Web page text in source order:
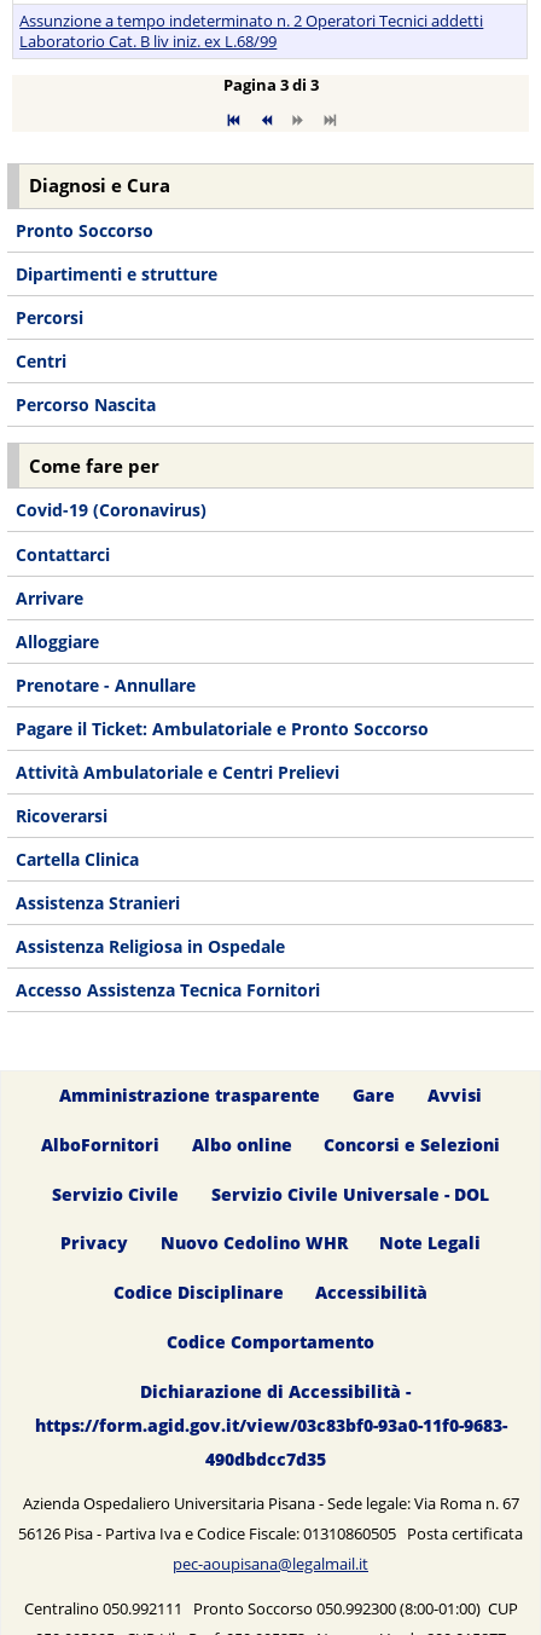
Assunzione a tempo indeterminato n. 2 Operatori Tecnici addetti
Laboratorio Cat. B liv iniz. ex L.68/99
Pagina 3 di 3
Diagnosi e Cura
Pronto Soccorso
Dipartimenti e strutture
Percorsi
Centri
Percorso Nascita
Come fare per
Covid-19 (Coronavirus)
Contattarci
Arrivare
Alloggiare
Prenotare - Annullare
Pagare il Ticket: Ambulatoriale e Pronto Soccorso
Attività Ambulatoriale e Centri Prelievi
Ricoverarsi
Cartella Clinica
Assistenza Stranieri
Assistenza Religiosa in Ospedale
Accesso Assistenza Tecnica Fornitori
Amministrazione trasparente Gare Avvisi
AlboFornitori Albo online Concorsi e Selezioni
Servizio Civile Servizio Civile Universale - DOL
Privacy Nuovo Cedolino WHR Note Legali
Codice Disciplinare Accessibilità
Codice Comportamento
Dichiarazione di Accessibilità -
https://form.agid.gov.it/view/03c83bf0-93a0-11f0-9683-
490dbdcc7d35
Azienda Ospedaliero Universitaria Pisana - Sede legale: Via Roma n. 67
56126 Pisa - Partiva Iva e Codice Fiscale: 01310860505 Posta certificata
pec-aoupisana@legalmail.it
Centralino 050.992111 Pronto Soccorso 050.992300 (8:00-01:00) CUP